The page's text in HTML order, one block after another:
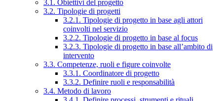
3.1. Obiettivi del progetto
3.2. Tipologie di progetti
3.2.1. Tipologie di progetto in base agli attori
coinvolti nel servizio
3.2.2. Tipologie di progetto in base al focus
3.2.3. Tipologie di progetto in base all’ambito di
intervento
3.3. Competenze, ruoli e figure coinvolte
3.3.1. Coordinatore di progetto
3.3.2. Definire ruoli e responsabilità
3.4. Metodo di lavoro